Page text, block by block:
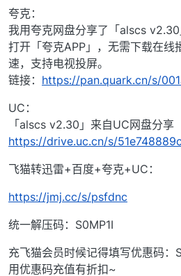
夸克：
我用夸克网盘分享了「alscs v2.30
打开「夸克APP」，无需下载在线
速，支持电视投屏。
链接： https://pan.quark.cn/s/
UC：
「alscs v2.30」来自UC网盘分享
https://drive.uc.cn/s/
飞猫转迅雷+百度+夸克+UC：
https://jmj.cc/s/psfdnc
统一解压码：S0MP1I
充飞猫会员时候记得填写优惠码：
用优惠码充值有折扣~